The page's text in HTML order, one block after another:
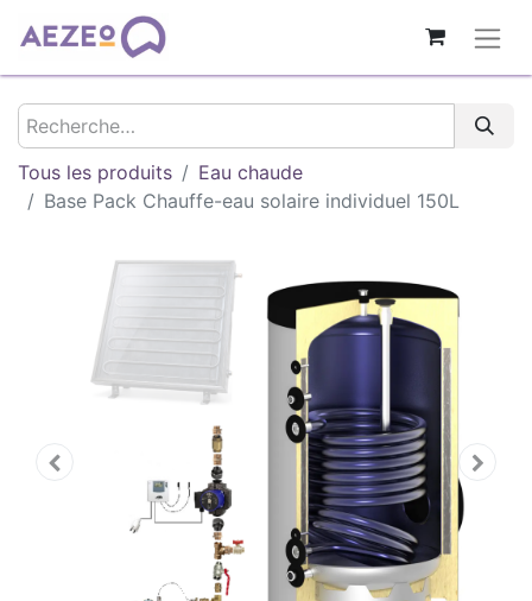
Tous les produits
Eau chaude
Base Pack Chauffe-eau solaire individuel 150L